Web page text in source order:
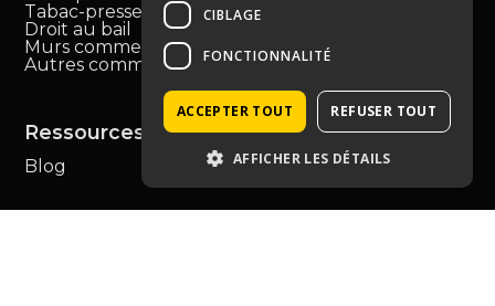
Tabac-presse
Droit au bail
Murs commerciaux
Autres commerces
Ressources
Blog
CIBLAGE
FONCTIONNALITÉ
ACCEPTER TOUT REFUSER TOUT
AFFICHER LES DÉTAILS